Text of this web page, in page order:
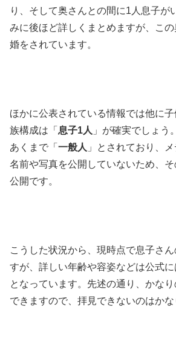
り、そして奥さんとの間に1人息子が
みに後ほど詳しくまとめますが、こ
婚をされています。
ほかに公表されている情報では他に
族構成は「 息子1人 」が確実でしょう
あくまで「 一般人 」とされており、
名前や写真を公開していないため、
公開です。
こうした状況から、現時点で息子さ
すが、詳しい年齢や容姿などは公式
となっています。先述の通り、かな
できますので、拝見できないのは